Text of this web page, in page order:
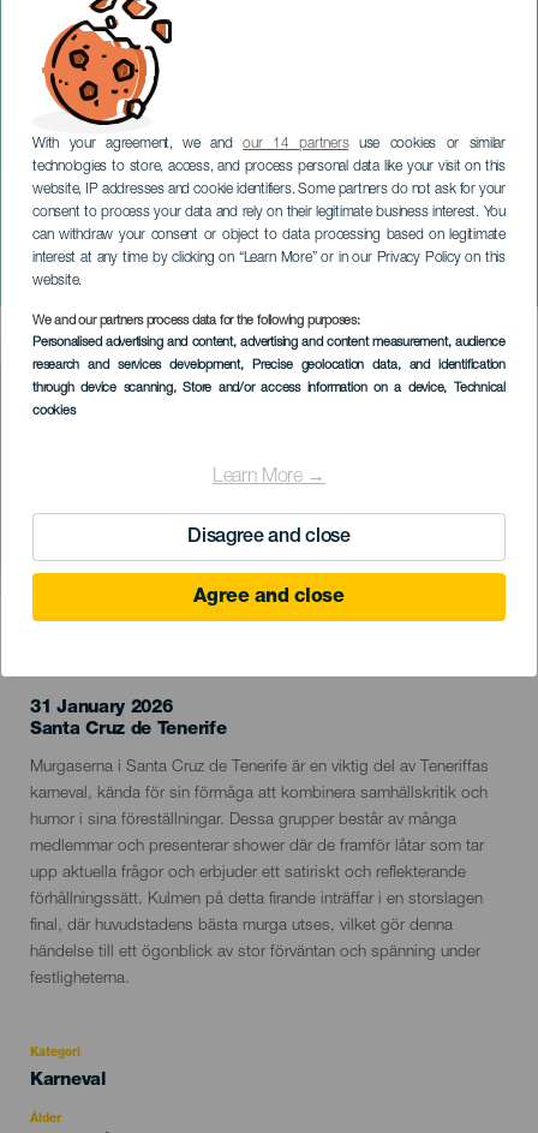
With your agreement, we andour 14 partnersuse cookies or similar
technologies to store, access, and process personal data like your visit on this
website, IP addresses and cookie identifiers. Some partners do not ask for your
consent to process your data and rely on their legitimate business interest. You
can withdraw your consent or object to data processing based on legitimate
interest at any time by clicking on “Learn More” or in our Privacy Policy on this
website.
We and our partners process data for the following purposes:
Personalised advertising and content, advertising and content measurement, audience
research and services development, Precise geolocation data, and identification
through device scanning, Store and/or access information on a device, Technical
cookies
Learn More →
Disagree and close
Agree and close
Karneval: kostymtävling
TENERIFE
Imagen
Listado
31 January 2026
Localidad
Santa Cruz de Tenerife
Descripción
del
evento
Murgaserna i Santa Cruz de Tenerife är en viktig del av Teneriffas
karneval, kända för sin förmåga att kombinera samhällskritik och
humor i sina föreställningar. Dessa grupper består av många
medlemmar och presenterar shower där de framför låtar som tar
upp aktuella frågor och erbjuder ett satiriskt och reflekterande
förhållningssätt. Kulmen på detta firande inträffar i en storslagen
final, där huvudstadens bästa murga utses, vilket gör denna
händelse till ett ögonblick av stor förväntan och spänning under
festligheterna.
Kategori
Categoría
evento
Karneval
Ålder